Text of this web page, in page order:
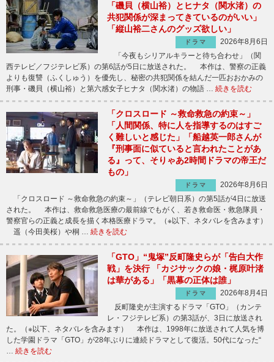
「磯貝（横山裕）とヒナタ（関水渚）の
共犯関係が深まってきているのがいい」
「縦山裕二さんのグッズ欲しい」
ドラマ
2026年8月6日
「今夜もシリアルキラーと待ち合わせ」（関
西テレビ／フジテレビ系）の第6話が5日に放送された。 本作は、警察の正義
よりも復讐（ふくしゅう）を優先し、秘密の共犯関係を結んだ一匹おおかみの
刑事・磯貝（横山裕）と第六感女子ヒナタ（関水渚）の物語 … 続きを読む
「クロスロード ～救命救急の約束～」
「人間関係、特に人を指導するのはすご
く難しいと感じた」「船越英一郎さんが
『刑事面に似ていると言われたことがあ
る』って、そりゃあ2時間ドラマの帝王だ
もの」
ドラマ
2026年8月6日
「クロスロード ～救命救急の約束～」（テレビ朝日系）の第5話が4日に放送
された。 本作は、救命救急医療の最前線でもがく、若き救命医・救急隊員・
警察官らの正義と成長を描く本格医療ドラマ。（※以下、ネタバレを含みます）
遥（今田美桜）や桐 … 続きを読む
「GTO」“鬼塚”反町隆史らが「告白大作
戦」を決行 「カジサックの娘・梶原叶渚
は華がある」「黒幕の正体は誰」
ドラマ
2026年8月4日
反町隆史が主演するドラマ「GTO」（カンテ
レ・フジテレビ系）の第3話が、3日に放送され
た。（※以下、ネタバレを含みます） 本作は、1998年に放送されて人気を博
した学園ドラマ「GTO」が28年ぶりに連続ドラマとして復活。50代になった“
… 続きを読む